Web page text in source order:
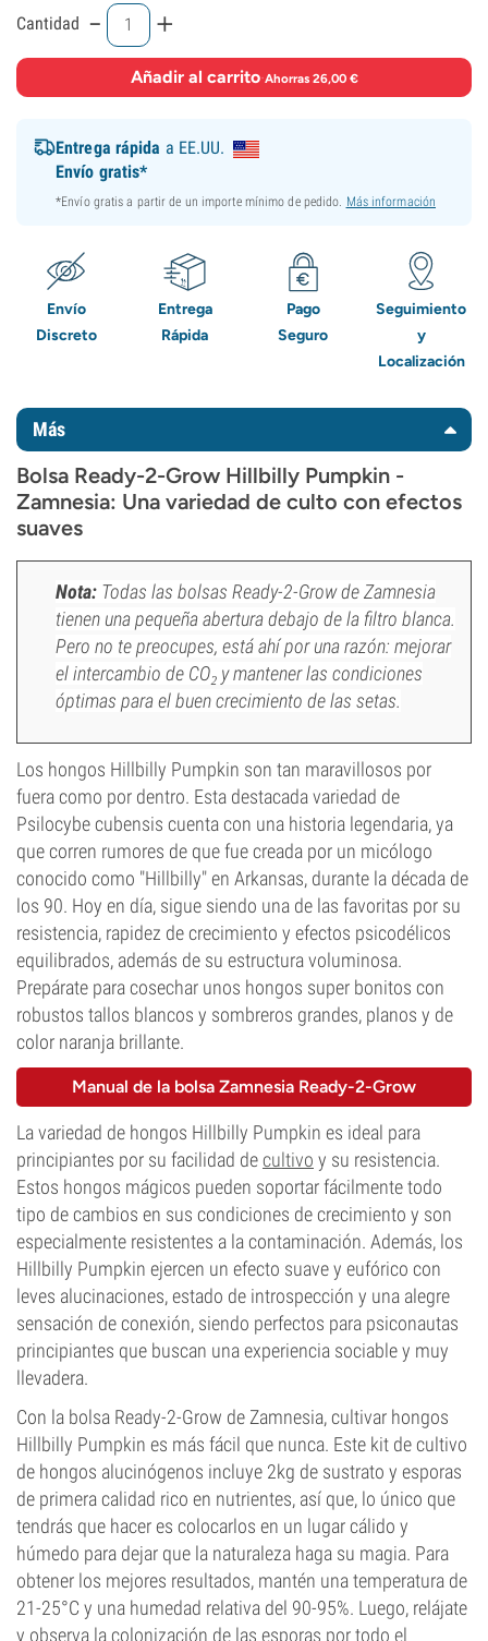
Cantidad - +
Añadir al carrito·Ahorras 26,00 €
Entrega rápida a EE.UU.
Envío gratis*
*Envío gratis a partir de un importe mínimo de pedido. Más información
Envío
Discreto
Entrega
Rápida
Pago
Seguro
Seguimiento
y
Localización
Más
Bolsa Ready-2-Grow Hillbilly Pumpkin -
Zamnesia: Una variedad de culto con efectos
suaves
Nota: Todas las bolsas Ready-2-Grow de Zamnesia
tienen una pequeña abertura debajo de la filtro blanca.
Pero no te preocupes, está ahí por una razón: mejorar
el intercambio de CO₂ y mantener las condiciones
óptimas para el buen crecimiento de las setas.
Los hongos Hillbilly Pumpkin son tan maravillosos por
fuera como por dentro. Esta destacada variedad de
Psilocybe cubensis cuenta con una historia legendaria, ya
que corren rumores de que fue creada por un micólogo
conocido como "Hillbilly" en Arkansas, durante la década de
los 90. Hoy en día, sigue siendo una de las favoritas por su
resistencia, rapidez de crecimiento y efectos psicodélicos
equilibrados, además de su estructura voluminosa.
Prepárate para cosechar unos hongos super bonitos con
robustos tallos blancos y sombreros grandes, planos y de
color naranja brillante.
Manual de la bolsa Zamnesia Ready-2-Grow
La variedad de hongos Hillbilly Pumpkin es ideal para
principiantes por su facilidad decultivo y su resistencia.
Estos hongos mágicos pueden soportar fácilmente todo
tipo de cambios en sus condiciones de crecimiento y son
especialmente resistentes a la contaminación. Además, los
Hillbilly Pumpkin ejercen un efecto suave y eufórico con
leves alucinaciones, estado de introspección y una alegre
sensación de conexión, siendo perfectos para psiconautas
principiantes que buscan una experiencia sociable y muy
llevadera.
Con la bolsa Ready-2-Grow de Zamnesia, cultivar hongos
Hillbilly Pumpkin es más fácil que nunca. Este kit de cultivo
de hongos alucinógenos incluye 2kg de sustrato y esporas
de primera calidad rico en nutrientes, así que, lo único que
tendrás que hacer es colocarlos en un lugar cálido y
húmedo para dejar que la naturaleza haga su magia. Para
obtener los mejores resultados, mantén una temperatura de
21-25°C y una humedad relativa del 90-95%. Luego, relájate
y observa la colonización de las esporas por todo el